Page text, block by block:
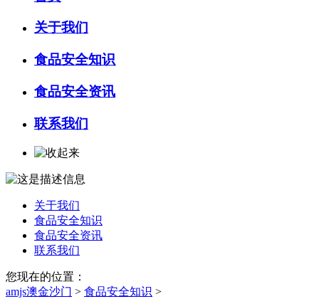
关于我们
食品安全知识
食品安全资讯
联系我们
关于我们
食品安全知识
食品安全资讯
联系我们
您现在的位置：
amjs澳金沙门 > 食品安全知识 >